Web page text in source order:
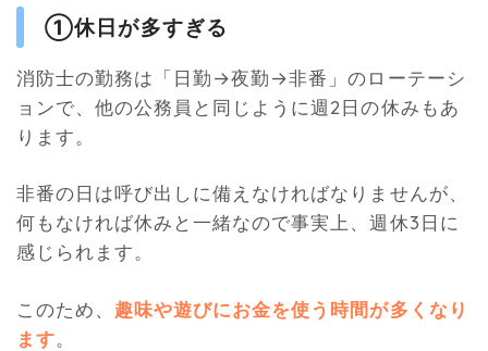
①休日が多すぎる
消防士の勤務は「日勤→夜勤→非番」のローテーシ
ョンで、他の公務員と同じように週2日の休みもあ
ります。
非番の日は呼び出しに備えなければなりませんが、
何もなければ休みと一緒なので事実上、週休3日に
感じられます。
このため、 趣味や遊びにお金を使う時間が多くなり
ます。